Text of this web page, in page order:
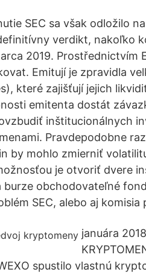
SEC sa však odložilo
verdikt, nakoľko
2019. Prostřednictvím
Emitují je zpravidla
které zajišťují jejich
emitenta dostát
inštitucionálnych
Pravdepodobne
by mohlo zmierniť
je otvoriť dvere
burze obchodovateľné
SEC, alebo aj
januára
spustilo vlastnú